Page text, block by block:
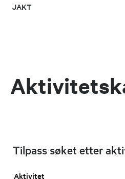
JAKT
Tilpass søket etter
Aktivitet